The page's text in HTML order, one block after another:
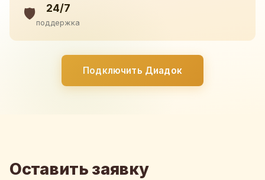
🛡️ 24/7
поддержка
Подключить Диадок
Оставить заявку